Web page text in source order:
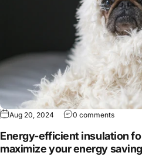
Aug 20, 2024 0 comments
Energy-efficient insulation
maximize your energy